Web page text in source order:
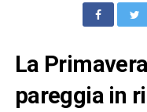
La
pareggia in